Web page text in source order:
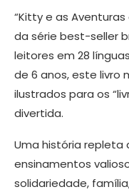
“Kitty e as
da série best-seller
leitores em 28
de 6 anos, este livro
ilustrados para os
divertida.
Uma história repleta
ensinamentos
solidariedade,